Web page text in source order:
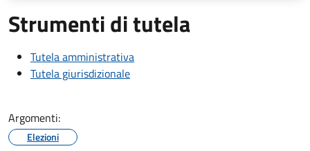
Strumenti di tutela
Tutela amministrativa
Tutela giurisdizionale
Argomenti:
Elezioni